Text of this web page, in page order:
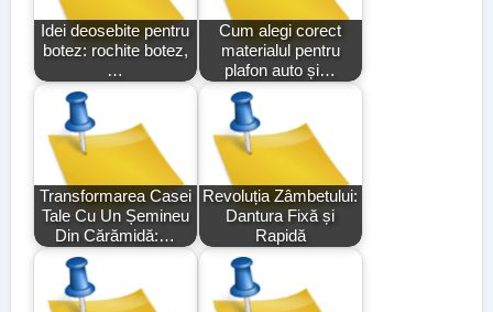
Idei deosebite pentru
botez: rochite botez,
…
Cum alegi corect
materialul pentru
plafon auto și…
Transformarea Casei
Tale Cu Un Șemineu
Din Cărămidă:…
Revoluția Zâmbetului:
Dantura Fixă și
Rapidă